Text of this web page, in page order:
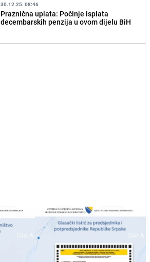
30.12.25. 08:46
Praznična uplata: Počinje isplata
decembarskih penzija u ovom dijelu BiH